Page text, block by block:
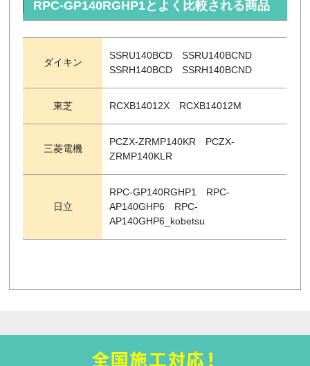
RPC-GP140RGHP1とよく比較される商品
ダイキン
SSRU140BCD SSRU140BCND
SSRH140BCD SSRH140BCND
東芝 RCXB14012X RCXB14012M
三菱電機
PCZX-ZRMP140KR PCZX-
ZRMP140KLR
日立
RPC-GP140RGHP1 RPC-
AP140GHP6 RPC-
AP140GHP6_kobetsu